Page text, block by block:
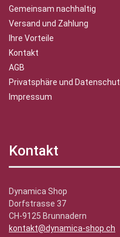
Gemeinsam nachhaltig
Versand und Zahlung
Ihre Vorteile
Kontakt
AGB
Privatsphäre und
Impressum
Kontakt
Dynamica Shop
Dorfstrasse 37
CH-9125 Brunnadern
kontakt@dynamica-shop.ch